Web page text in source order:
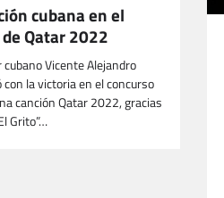
cubana en el
Qatar 2022
Vicente Alejandro
con la victoria en el concurso
canción Qatar 2022, gracias
Grito”…